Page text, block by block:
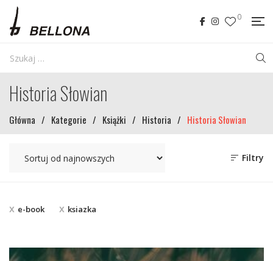
0
Historia Słowian
Główna / Kategorie / Książki / Historia / Historia Słowian
Filtry
e-book ksiazka